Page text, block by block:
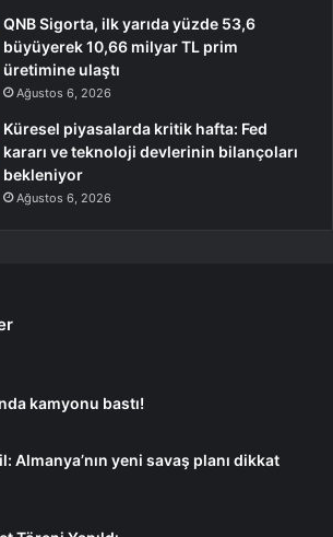
QNB Sigorta, ilk yarıda yüzde 53,6
büyüyerek 10,66 milyar TL prim
üretimine ulaştı
Ağustos 6, 2026
Küresel piyasalarda kritik hafta: Fed
kararı ve teknoloji devlerinin bilançoları
bekleniyor
Ağustos 6, 2026
kamyonu bastı!
Almanya’nın yeni savaş planı dikkat